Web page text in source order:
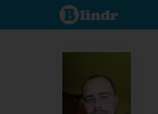
Poznej co je
pod maskou.
Seznamovací